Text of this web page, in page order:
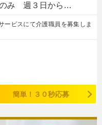
み 週３日から…
ービスにて介護職員を募集しま
簡単！３０秒応募